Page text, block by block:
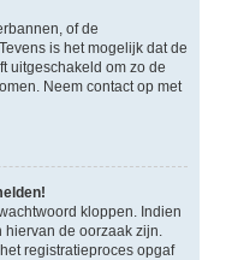
of de
is het mogelijk dat de
uitgeschakeld om zo de
Neem contact op met
kloppen. Indien
hiervan de oorzaak zijn.
registratieproces opgaf